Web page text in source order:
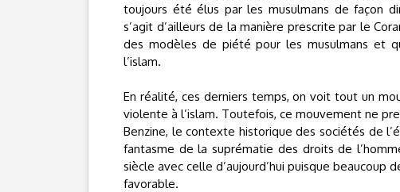
toujours été élus par les musulmans de façon
s’agit d’ailleurs de la manière prescrite par le
des modèles de piété pour les musulmans et
l’islam.
En réalité, ces derniers temps, on voit tout un
violente à l’islam. Toutefois, ce mouvement ne
Benzine, le contexte historique des sociétés de
fantasme de la suprématie des droits de
siècle avec celle d’aujourd’hui puisque
favorable.